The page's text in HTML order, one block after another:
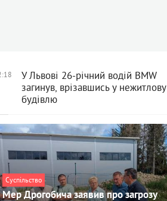
У Львові 26-річний водій BMW
загинув, врізавшись у нежитлову
будівлю
Суспільство
Мер Дрогобича заявив про загрозу